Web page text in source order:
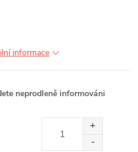
informace
neprodleně informováni